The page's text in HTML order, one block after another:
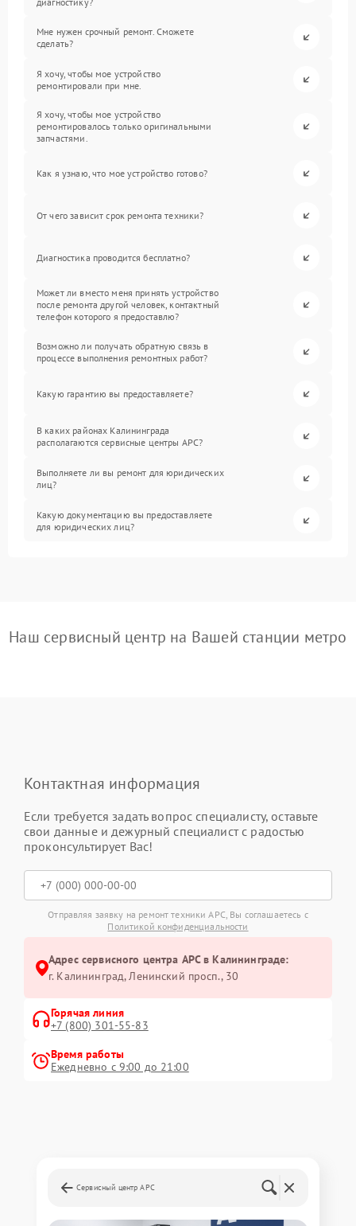
Мне нужен срочный ремонт. Сможете
сделать?
Я хочу, чтобы мое устройство
ремонтировали при мне.
Я хочу, чтобы мое устройство
ремонтировалось только оригинальными
запчастями.
Как я узнаю, что мое устройство готово?
От чего зависит срок ремонта техники?
Диагностика проводится бесплатно?
Может ли вместо меня принять устройство
после ремонта другой человек, контактный
телефон которого я предоставлю?
Возможно ли получать обратную связь в
процессе выполнения ремонтных работ?
Какую гарантию вы предоставляете?
В каких районах Калининграда
располагаются сервисные центры APC?
Выполняете ли вы ремонт для юридических
лиц?
Какую документацию вы предоставляете
для юридических лиц?
Наш сервисный центр на Вашей станции метро
Контактная информация
Если требуется задать вопрос специалисту, оставьте
свои данные и дежурный специалист с радостью
проконсультирует Вас!
Отправляя заявку на ремонт техники APC, Вы соглашаетесь с
Политикой конфиденциальности
Адрес сервисного центра APC в Калининграде:
г. Калининград, Ленинский просп., 30
Горячая линия
+7 (800) 301-55-83
Время работы
Ежедневно с 9:00 до 21:00
Сервисный центр APC